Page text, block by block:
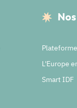
L'Europe
Smart IDF